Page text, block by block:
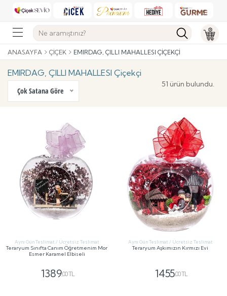
ANASAYFA ÇIÇEK EMIRDAG, ÇILLI MAHALLESI ÇIÇEKÇI
EMIRDAG, ÇILLI MAHALLESI Çiçekçi
Çok Satana Göre
51 ürün bulundu.
Aynı Gün Teslimat / Ücretsiz Teslimat
Teraryum Sınıfta Canım Öğretmenim Mor
Esmer Karamel Elbiseli
1389,00 TL
Aynı Gün Teslimat / Ücretsiz Teslimat
Teraryum Aşkımızın Kırmızı Evi
1455,00 TL